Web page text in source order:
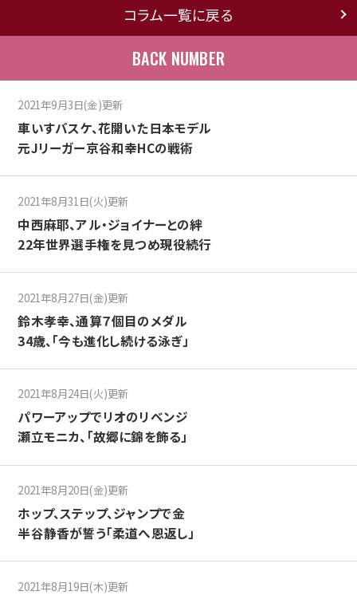
コラム一覧に戻る
BACK NUMBER
2021年9月3日(金)更新
車いすバスケ、花開いた日本モデル
元Jリーガー京谷和幸HCの戦術
2021年8月31日(火)更新
中西麻耶、アル・ジョイナーとの絆
22年世界選手権を見つめ現役続行
2021年8月27日(金)更新
鈴木孝幸、通算７個目のメダル
34歳、「今も進化し続ける泳ぎ」
2021年8月24日(火)更新
パワーアップでリオのリベンジ
瀬立モニカ、「故郷に錦を飾る」
2021年8月20日(金)更新
ホップ、ステップ、ジャンプで金
半谷静香が誓う「柔道へ恩返し」
2021年8月19日(木)更新